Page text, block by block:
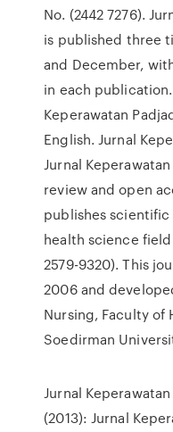
No. (2442 7276).
is published three
and December,
in each
Keperawatan
English. Jurnal
Jurnal
review and open
publishes
health science field
2579-9320). This
2006 and
Nursing, Faculty of
Soedirman
Jurnal Keperawatan
(2013): Jurnal